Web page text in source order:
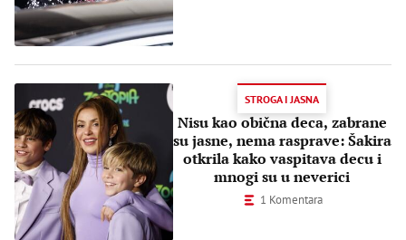
STROGA I JASNA
Nisu kao obična deca, zabrane
su jasne, nema rasprave: Šakira
otkrila kako vaspitava decu i
mnogi su u neverici
1 Komentara